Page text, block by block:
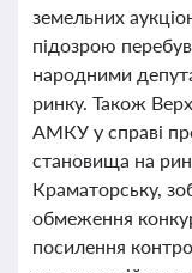
земельних
підозрою
народними
ринку. Також
АМКУ у справі
становища на
Краматорську,
обмеження
посилення